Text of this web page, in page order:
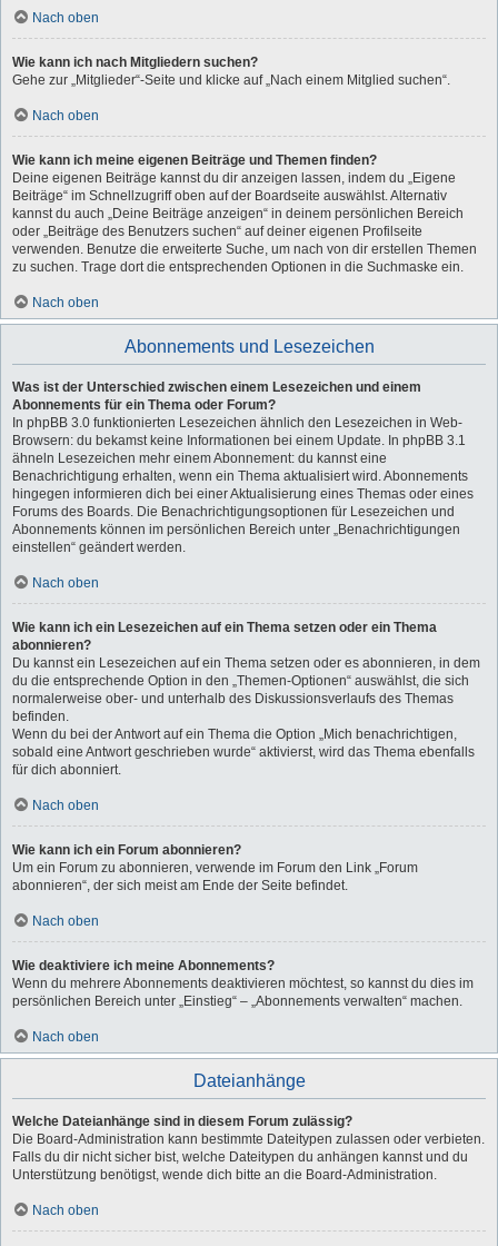
Nach oben
Wie kann ich nach Mitgliedern suchen?
Gehe zur „Mitglieder“-Seite und klicke auf „Nach einem Mitglied suchen“.
Nach oben
Wie kann ich meine eigenen Beiträge und Themen finden?
Deine eigenen Beiträge kannst du dir anzeigen lassen, indem du „Eigene
Beiträge“ im Schnellzugriff oben auf der Boardseite auswählst. Alternativ
kannst du auch „Deine Beiträge anzeigen“ in deinem persönlichen Bereich
oder „Beiträge des Benutzers suchen“ auf deiner eigenen Profilseite
verwenden. Benutze die erweiterte Suche, um nach von dir erstellen Themen
zu suchen. Trage dort die entsprechenden Optionen in die Suchmaske ein.
Nach oben
Abonnements und Lesezeichen
Was ist der Unterschied zwischen einem Lesezeichen und einem
Abonnements für ein Thema oder Forum?
In phpBB 3.0 funktionierten Lesezeichen ähnlich den Lesezeichen in Web-
Browsern: du bekamst keine Informationen bei einem Update. In phpBB 3.1
ähneln Lesezeichen mehr einem Abonnement: du kannst eine
Benachrichtigung erhalten, wenn ein Thema aktualisiert wird. Abonnements
hingegen informieren dich bei einer Aktualisierung eines Themas oder eines
Forums des Boards. Die Benachrichtigungsoptionen für Lesezeichen und
Abonnements können im persönlichen Bereich unter „Benachrichtigungen
einstellen“ geändert werden.
Nach oben
Wie kann ich ein Lesezeichen auf ein Thema setzen oder ein Thema
abonnieren?
Du kannst ein Lesezeichen auf ein Thema setzen oder es abonnieren, in dem
du die entsprechende Option in den „Themen-Optionen“ auswählst, die sich
normalerweise ober- und unterhalb des Diskussionsverlaufs des Themas
befinden.
Wenn du bei der Antwort auf ein Thema die Option „Mich benachrichtigen,
sobald eine Antwort geschrieben wurde“ aktivierst, wird das Thema ebenfalls
für dich abonniert.
Nach oben
Wie kann ich ein Forum abonnieren?
Um ein Forum zu abonnieren, verwende im Forum den Link „Forum
abonnieren“, der sich meist am Ende der Seite befindet.
Nach oben
Wie deaktiviere ich meine Abonnements?
Wenn du mehrere Abonnements deaktivieren möchtest, so kannst du dies im
persönlichen Bereich unter „Einstieg“ – „Abonnements verwalten“ machen.
Nach oben
Dateianhänge
Welche Dateianhänge sind in diesem Forum zulässig?
Die Board-Administration kann bestimmte Dateitypen zulassen oder verbieten.
Falls du dir nicht sicher bist, welche Dateitypen du anhängen kannst und du
Unterstützung benötigst, wende dich bitte an die Board-Administration.
Nach oben